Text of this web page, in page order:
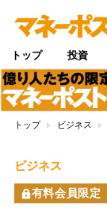
トップ 投資
トップ ビジネス
ビジネス
有料会員限定